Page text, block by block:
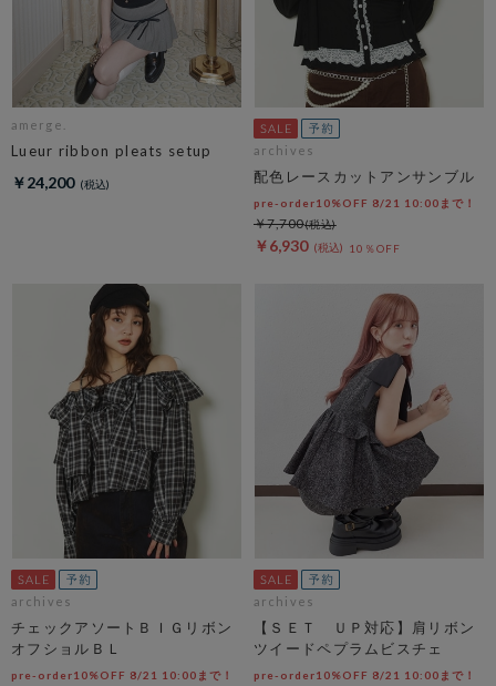
amerge.
Lueur ribbon pleats setup
￥24,200
archives
配色レースカットアンサンブル
pre-order10%OFF 8/21 10:00まで！
￥6,930 10％OFF
￥7,700
archives
チェックアソートＢＩＧリボン
オフショルＢＬ
pre-order10%OFF 8/21 10:00まで！
archives
【ＳＥＴ ＵＰ対応】肩リボン
ツイードペプラムビスチェ
pre-order10%OFF 8/21 10:00まで！